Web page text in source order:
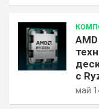
с
май